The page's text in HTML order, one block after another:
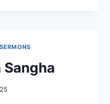
SERMONS
Sangha